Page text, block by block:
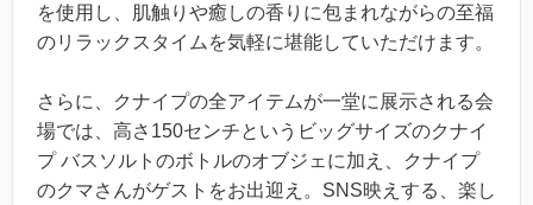
を使用し、肌触りや癒しの香りに包まれながらの至福
のリラックスタイムを気軽に堪能していただけます。
さらに、クナイプの全アイテムが一堂に展示される会
場では、高さ150センチというビッグサイズのクナイ
プ バスソルトのボトルのオブジェに加え、クナイプ
のクマさんがゲストをお出迎え。SNS映えする、楽し